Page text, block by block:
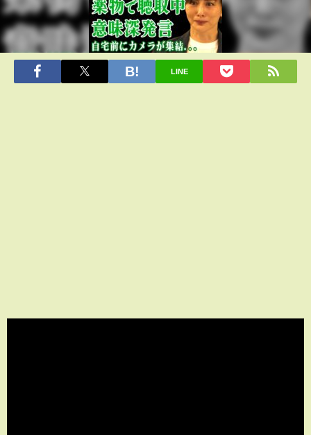
LINE